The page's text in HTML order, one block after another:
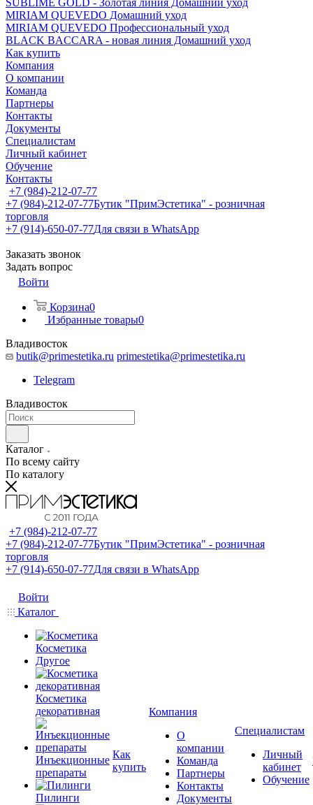
SUBLIME GOLD - Золотая линия Домашний уход
MIRIAM QUEVEDO Домашний уход
MIRIAM QUEVEDO Профессиональный уход
BLACK BACCARA - новая линия Домашний уход
Как купить
Компания
О компании
Команда
Партнеры
Контакты
Документы
Специалистам
Личный кабинет
Обучение
Контакты
+7 (984)-212-07-77
+7 (984)-212-07-77Бутик "ПримЭстетика" - розничная
торговля
+7 (914)-650-07-77Для связи в WhatsApp
Заказать звонок
Задать вопрос
Войти
Корзина0
Избранные товары0
Владивосток
butik@primestetika.ru primestetika@primestetika.ru
Telegram
Владивосток
Каталог
По всему сайту
По каталогу
+7 (984)-212-07-77
+7 (984)-212-07-77Бутик "ПримЭстетика" - розничная
торговля
+7 (914)-650-07-77Для связи в WhatsApp
Войти
Каталог
Косметика
Другое
Косметика
декоративная
Инъекционные
препараты
Пилинги
Как
купить
Компания
О
компании
Команда
Партнеры
Контакты
Документы
Специалистам
Личный
кабинет
Обучение